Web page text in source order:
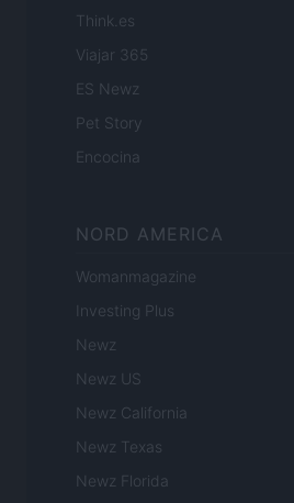
Think.es
Viajar 365
ES Newz
Pet Story
Encocina
NORD AMERICA
Womanmagazine
Investing Plus
Newz
Newz US
Newz California
Newz Texas
Newz Florida